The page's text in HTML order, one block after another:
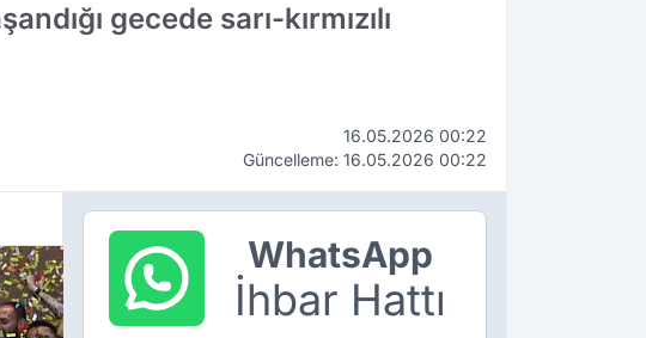
gecede sarı-kırmızılı
16.05.2026 00:22
Güncelleme: 16.05.2026 00:22
WhatsApp
İhbar Hattı